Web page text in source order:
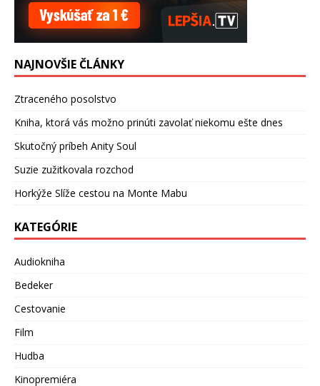
NAJNOVŠIE ČLÁNKY
Ztraceného posolstvo
Kniha, ktorá vás možno prinúti zavolať niekomu ešte dnes
Skutočný príbeh Anity Soul
Suzie zužitkovala rozchod
Horkýže Slíže cestou na Monte Mabu
KATEGÓRIE
Audiokniha
Bedeker
Cestovanie
Film
Hudba
Kinopremiéra